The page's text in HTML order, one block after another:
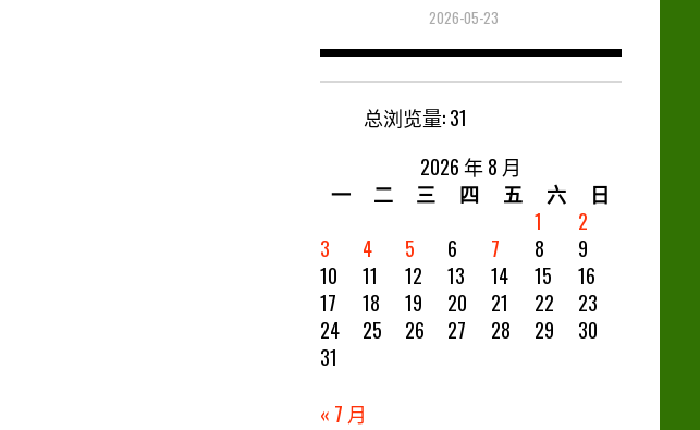
2026-05-23
总浏览量:31
2026 年 8 月
一
二 三 四 五 六
日
1
2
3
4 5 6 7 8
9
10
11 12 13 14 15
16
17
18 19 20 21 22
23
24
25 26 27 28 29
30
31
« 7 月